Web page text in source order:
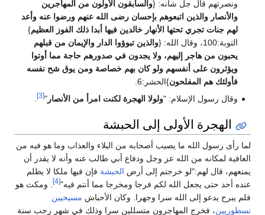
ونصرتهم قال جل شأنه: {والسابقون الأولون من المهاجرين
والأنصار والذين اتبعوهم بإحسان رضى الله عنهم ورضوا عنه وأعد
لهم جنات تجري تحتها الأنهار خالدين فيها أبدا ذلك الفوز العظيم}
التوبة:100، وقال الله: {
والذين تبوؤوا الدار والإيمان من قبلهم
يحبون من هاجر إليهم، ولا يجدون في صدورهم حاجة مما أوتوا
ويؤثرون على أنفسهم ولو كان بهم خصاصة ومن يوق شح نفسه
فأولئك هم المفلحون}الحشر:6.
وقال رسول الإسلام: "ولولا الهجرة لكنت امرأ من الأنصار"
[3]
.
الهجرة الأولى إلى الحبشة
لما رأى رسول الله ما يصيب أصحابه من البلاء والعذاب وما هو فيه من
العافية لمكانه من الله عز وجل ودفاع أبي طالب عنه وأنه لا يقدر أن
يمنعهم، قال لهم:"لو خرجتم إلى أرض الحبشة فإن فيها ملكا لا يظلم
عنده أحد حتى يجعل الله لكم فرجا ومخرجا مما أنتم فيه"[4]
. ومكث هو
فلم يبرح يدعو إلى الله سرا وجهرا. وكان الأحباش مسيحيين
نسطوريين، فخرج المهاجرون متسللين سرا وذلك في شهر رجب سنة